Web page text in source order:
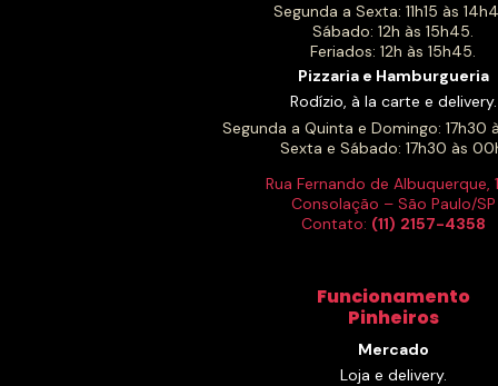
Segunda a Sexta: 11h15 às
Sábado: 12h às 15h45.
Feriados: 12h às 15h45.
Pizzaria e Hamburgueria
Rodízio, à la carte e delivery.
Segunda a Quinta e Domingo: 17h30
Sexta e Sábado: 17h30 às
Rua Fernando de Albuquerque,
Consolação – São Paulo/SP
Contato: (11) 2157-4358
Funcionamento
Pinheiros
Mercado
Loja e delivery.